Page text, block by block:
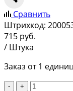
Сравнить
Штрихкод:
715 руб.
/ Штука
Заказ от 1
- +